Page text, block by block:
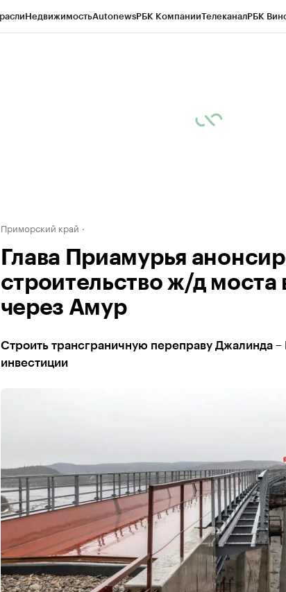
НедвижимостьAutonewsРБК КомпанииТелеканалРБК
Приморский край
Глава Приамурья
строительство ж/д моста
через Амур
Строить трансграничную переправу Джалинда –
инвестиции